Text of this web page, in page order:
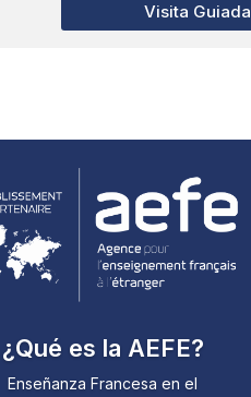
Visita Guiada
¿Qué es la AEFE?
Enseñanza Francesa en el